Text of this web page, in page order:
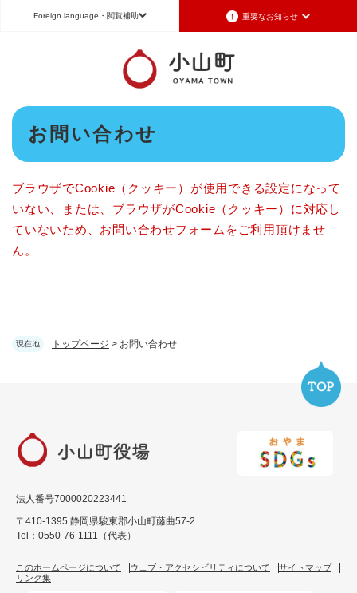
メニューを飛ばして本文へ
Foreign language ・閲覧補助 重要なお知らせ
Foreign language
日本語（Japanese） English（英語）
中文（簡体字）
Português（ポルトガル語）
文字サイズ 標準 拡大 背景色変更 白 黒 青
現在地 トップページ > お問い合わせ
本
お問い合わせ
ブラウザでCookie（クッキー）が使用できる設定になって
いない、または、ブラウザがCookie（クッキー）に対応し
ていないため、お問い合わせフォームをご利用頂けませ
ん。
法人番号7000020223441
〒410-1395 静岡県駿東郡小山町藤曲57-2
Tel：0550-76-1111（代表）
このホームページについて ウェブ・アクセシビリティについて
サイトマップ
リンク集